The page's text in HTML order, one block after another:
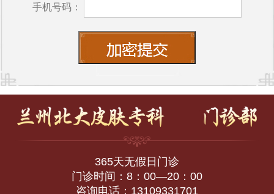
手机号码：
365天无假日门诊
门诊时间：8：00—20：00
咨询电话：13109331701